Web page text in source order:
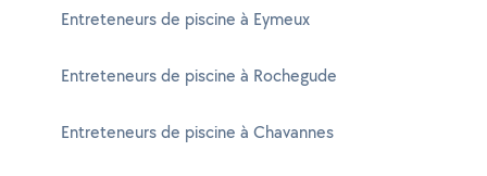
Entreteneurs de piscine à Eymeux
Entreteneurs de piscine à Rochegude
Entreteneurs de piscine à Chavannes